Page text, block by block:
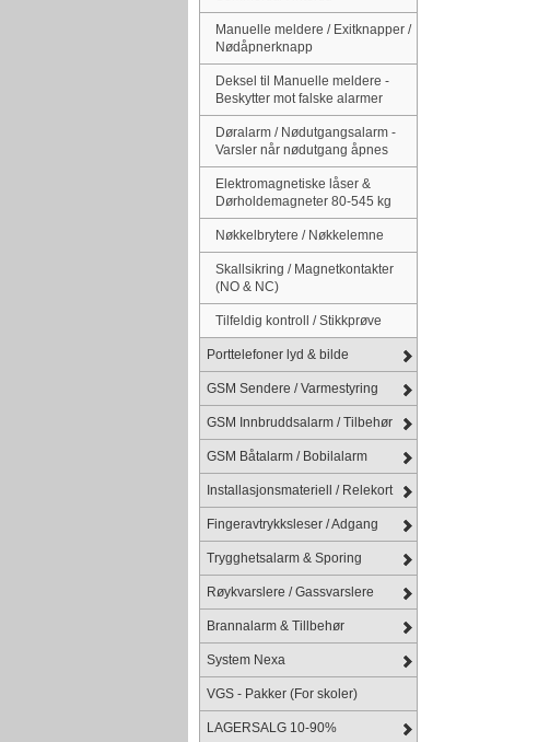
Manuelle meldere / Exitknapper /
Nødåpnerknapp
Deksel til Manuelle meldere -
Beskytter mot falske alarmer
Døralarm / Nødutgangsalarm -
Varsler når nødutgang åpnes
Elektromagnetiske låser &
Dørholdemagneter 80-545 kg
Nøkkelbrytere / Nøkkelemne
Skallsikring / Magnetkontakter
(NO & NC)
Tilfeldig kontroll / Stikkprøve
Porttelefoner lyd & bilde
GSM Sendere / Varmestyring
GSM Innbruddsalarm / Tilbehør
GSM Båtalarm / Bobilalarm
Installasjonsmateriell / Relekort
Fingeravtrykksleser / Adgang
Trygghetsalarm & Sporing
Røykvarslere / Gassvarslere
Brannalarm & Tillbehør
System Nexa
VGS - Pakker (For skoler)
LAGERSALG 10-90%